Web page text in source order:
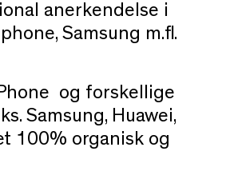
anerkendelse i
Samsung m.fl.
og forskellige
Samsung, Huawei,
100% organisk og